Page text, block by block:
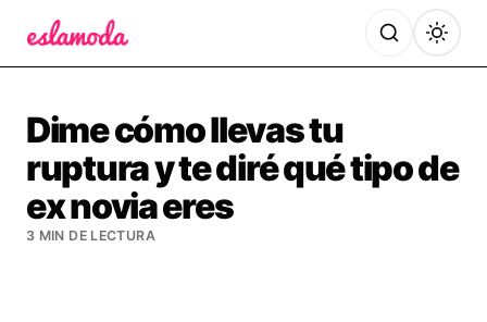
Dime cómo llevas tu
ruptura y te diré qué tipo de
ex novia eres
3 MIN DE LECTURA